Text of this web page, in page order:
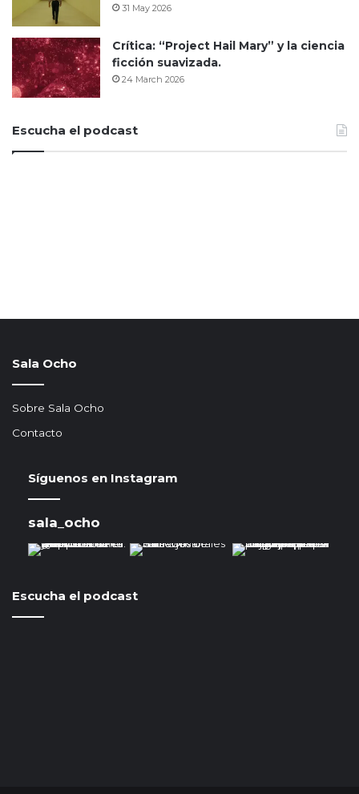
31 May 2026
Crítica: “Project Hail Mary” y la ciencia
ficción suavizada.
24 March 2026
Escucha el podcast
Sala Ocho
Sobre Sala Ocho
Contacto
Síguenos en Instagram
sala_ocho
Escucha el podcast